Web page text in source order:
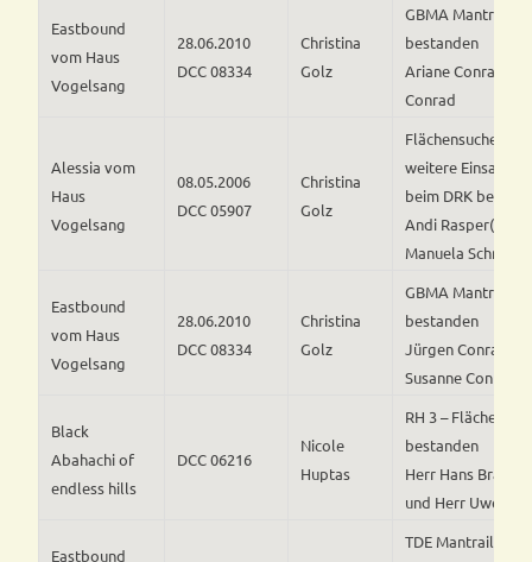
Eastbound
vom Haus
Vogelsang
28.06.2010
DCC 08334
Christina
Golz
GBMA
bestanden
Ariane Conrad/
Conrad
Alessia vom
Haus
Vogelsang
08.05.2006
DCC 05907
Christina
Golz
Flächensuche,
weitere
beim DRK
Andi
Manuela
Eastbound
vom Haus
Vogelsang
28.06.2010
DCC 08334
Christina
Golz
GBMA
bestanden
Jürgen Conrad
Susanne Conrad
Black
Abahachi of
endless hills
DCC 06216
Nicole
Huptas
RH 3 –
bestanden
Herr Hans
und Herr Uwe
Eastbound
TDE Mantrailing